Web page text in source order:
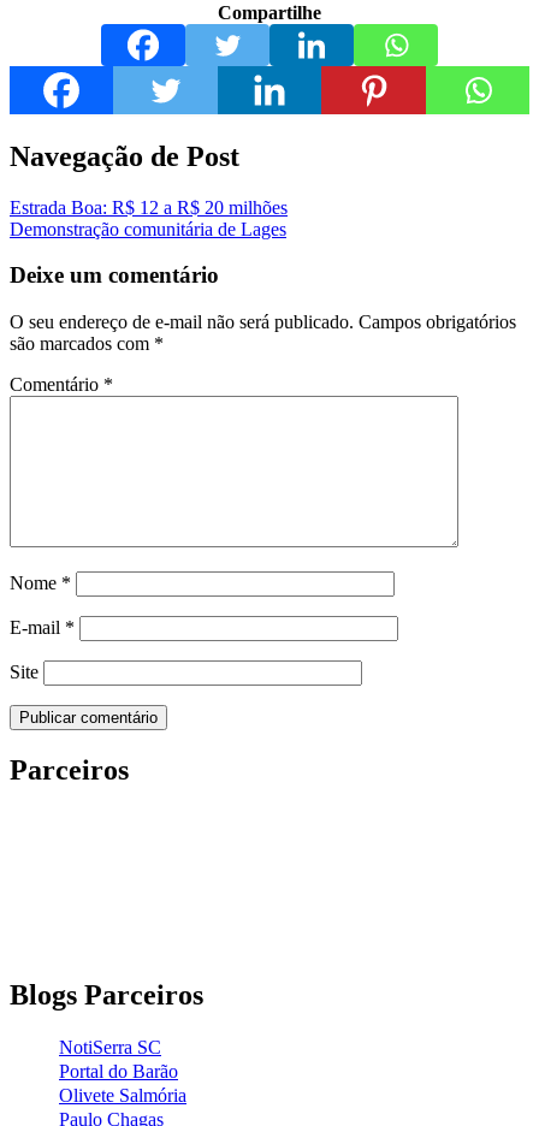
Compartilhe
Navegação de Post
Estrada Boa: R$ 12 a R$ 20 milhões
Demonstração comunitária de Lages
Deixe um comentário
O seu endereço de e-mail não será publicado. Campos obrigatórios
são marcados com *
Comentário *
Nome *
E-mail *
Site
Parceiros
Blogs Parceiros
NotiSerra SC
Portal do Barão
Olivete Salmória
Paulo Chagas